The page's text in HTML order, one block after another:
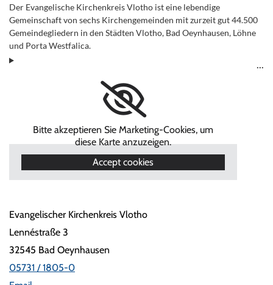
Der Evangelische Kirchenkreis Vlotho ist eine lebendige
Gemeinschaft von sechs Kirchengemeinden mit zurzeit gut 44.500
Gemeindegliedern in den Städten Vlotho, Bad Oeynhausen, Löhne
und Porta Westfalica.
Bitte akzeptieren Sie Marketing-Cookies, um
diese Karte anzuzeigen.
Accept cookies
Evangelischer Kirchenkreis Vlotho
Lennéstraße 3
32545 Bad Oeynhausen
05731 / 1805-0